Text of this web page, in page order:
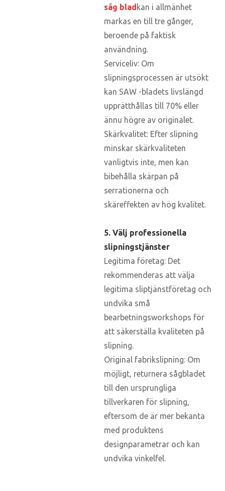
såg blad kan i allmänhet
markas en till tre gånger,
beroende på faktisk
användning.
Serviceliv: Om
slipningsprocessen är utsökt
kan SAW -bladets livslängd
upprätthållas till 70% eller
ännu högre av originalet.
Skärkvalitet: Efter slipning
minskar skärkvaliteten
vanligtvis inte, men kan
bibehålla skärpan på
serrationerna och
skäreffekten av hög kvalitet.
5. Välj professionella
slipningstjänster
Legitima företag: Det
rekommenderas att välja
legitima sliptjänstföretag och
undvika små
bearbetningsworkshops för
att säkerställa kvaliteten på
slipning.
Original fabrikslipning: Om
möjligt, returnera sågbladet
till den ursprungliga
tillverkaren för slipning,
eftersom de är mer bekanta
med produktens
designparametrar och kan
undvika vinkelfel.